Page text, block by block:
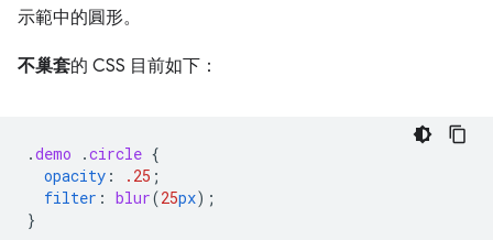
示範中的圓形。
不巢套的 CSS 目前如下：
.demo .circle {
opacity : .25 ;
filter : blur(25px);
}